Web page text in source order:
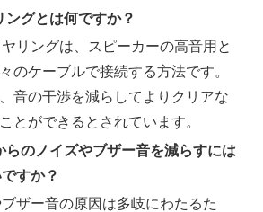
ングとは何ですか？
リングは、スピーカーの高音用と
のケーブルで接続する方法です。
音の干渉を減らしてよりクリアな
とができるとされています。
らのノイズやブザー音を減らすには
すか？
ザー音の原因は多岐にわたるた